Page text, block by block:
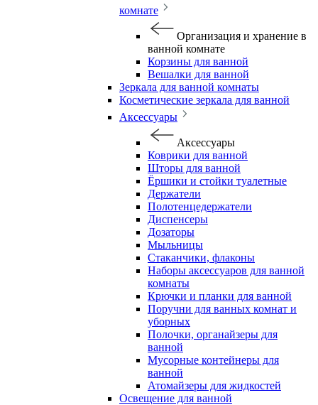
комнате
Организация и хранение в
ванной комнате
Корзины для ванной
Вешалки для ванной
Зеркала для ванной комнаты
Косметические зеркала для ванной
Аксессуары
Аксессуары
Коврики для ванной
Шторы для ванной
Ёршики и стойки туалетные
Держатели
Полотенцедержатели
Диспенсеры
Дозаторы
Мыльницы
Стаканчики, флаконы
Наборы аксессуаров для ванной
комнаты
Крючки и планки для ванной
Поручни для ванных комнат и
уборных
Полочки, органайзеры для
ванной
Мусорные контейнеры для
ванной
Атомайзеры для жидкостей
Освещение для ванной